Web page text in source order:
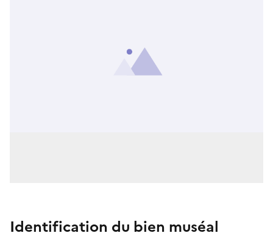
Identification du bien muséal